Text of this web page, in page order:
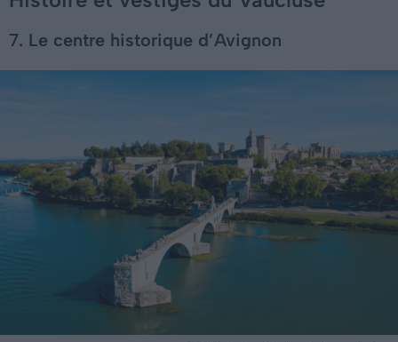
7. Le centre historique d’Avignon